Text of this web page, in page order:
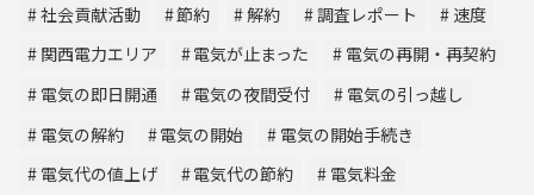
社会貢献活動
節約 解約 調査レポート
速度
関西電力エリア
電気が止まった
電気の再開・再契約
電気の即日開通
電気の夜間受付
電気の引っ越し
電気の解約
電気の開始
電気の開始手続き
電気代の値上げ
電気代の節約
電気料金